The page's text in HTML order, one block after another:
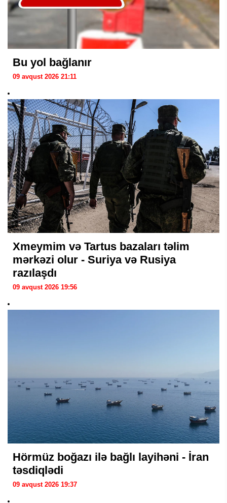
Bu yol bağlanır
09 avqust 2026 21:11
Xmeymim və Tartus bazaları təlim
mərkəzi olur - Suriya və Rusiya
razılaşdı
09 avqust 2026 19:56
Hörmüz boğazı ilə bağlı layihəni - İran
təsdiqlədi
09 avqust 2026 19:37